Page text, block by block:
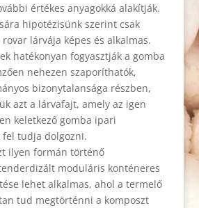
értékes anyagokká alakítják.
hipotézisünk szerint csak
lárvája képes és alkalmas.
hatékonyan fogyasztják a gomba
nehezen szaporíthatók,
bizonytalansága részben,
azt a lárvafajt, amely az igen
keletkező gomba ipari
tudja dolgozni.
ilyen formán történő
moduláris konténeres
lehet alkalmas, ahol a termelő
tud megtörténni a komposzt